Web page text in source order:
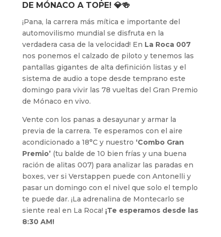
DE MÓNACO A TOPE! 💎🍻
¡Pana, la carrera más mítica e importante del
automovilismo mundial se disfruta en la
verdadera casa de la velocidad! En La Roca 007
nos ponemos el calzado de piloto y tenemos las
pantallas gigantes de alta definición listas y el
sistema de audio a tope desde temprano este
domingo para vivir las 78 vueltas del Gran Premio
de Mónaco en vivo.
Vente con los panas a desayunar y armar la
previa de la carrera. Te esperamos con el aire
acondicionado a 18°C y nuestro ‘Combo Gran
Premio’(tu balde de 10 bien frías y una buena
ración de alitas 007) para analizar las paradas en
boxes, ver si Verstappen puede con Antonelli y
pasar un domingo con el nivel que solo el templo
te puede dar. ¡La adrenalina de Montecarlo se
siente real en La Roca! ¡Te esperamos desde las
8:30 AM!